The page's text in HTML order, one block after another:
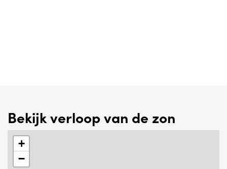
Bekijk verloop van de zon
+
−